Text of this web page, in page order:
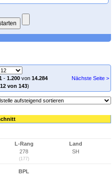
- 1.200von 14.284
von 143)
Nächste Seite >
L-Rang
278
(177)
Land
SH
BPL